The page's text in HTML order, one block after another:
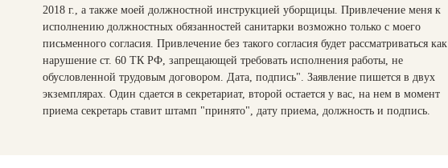
2018 г., а также моей должностной инструкцией уборщицы. Привлечение меня к
исполнению должностных обязанностей санитарки возможно только с моего
письменного согласия. Привлечение без такого согласия будет рассматриваться как
нарушение ст. 60 ТК РФ, запрещающей требовать исполнения работы, не
обусловленной трудовым договором. Дата, подпись". Заявление пишется в двух
экземплярах. Один сдается в секретариат, второй остается у вас, на нем в момент
приема секретарь ставит штамп "принято", дату приема, должность и подпись.